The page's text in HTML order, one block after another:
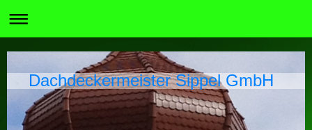
Dachdeckermeister Sippel GmbH